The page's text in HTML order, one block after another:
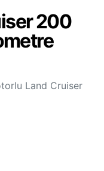
200
Land Cruiser